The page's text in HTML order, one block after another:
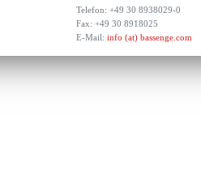
Telefon: +49 30 8938029-0
Fax: +49 30 8918025
E-Mail: info (at) bassenge.com